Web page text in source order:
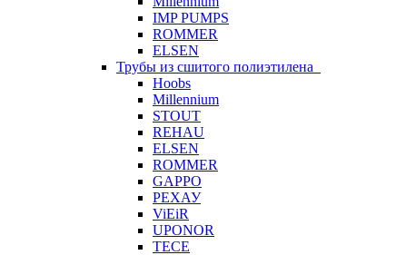
IMP PUMPS
ROMMER
ELSEN
Трубы из сшитого полиэтилена
Hoobs
Millennium
STOUT
REHAU
ELSEN
ROMMER
GAPPO
РЕХАУ
ViEiR
UPONOR
TECE